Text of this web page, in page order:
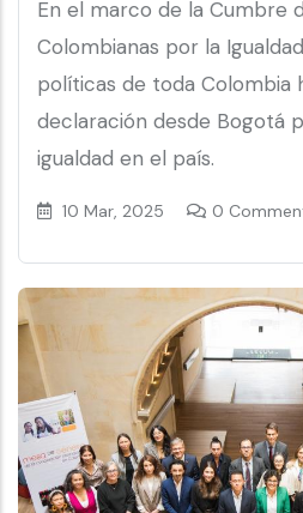
En el marco de la Cumbre
Colombianas por la
políticas de toda Colombia
declaración desde Bogotá
igualdad en el país.
10 Mar, 2025 0